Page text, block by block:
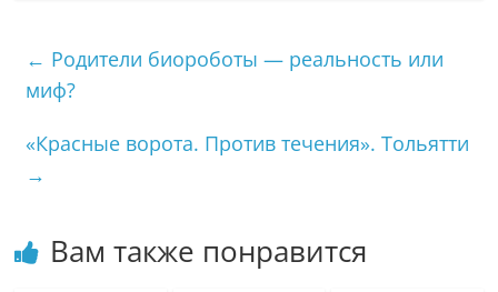
← Родители биороботы — реальность или
миф?
«Красные ворота. Против течения». Тольятти
→
Вам также понравится